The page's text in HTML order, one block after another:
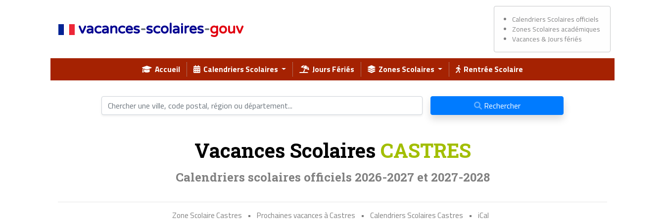
vacances-scolaires-gouv
Calendriers Scolaires officiels
Zones Scolaires académiques
Vacances & Jours fériés
Accueil Calendriers Scolaires Jours Fériés Zones Scolaires Rentrée Scolaire
Rechercher
Vacances Scolaires CASTRES
Calendriers scolaires officiels 2026-2027 et 2027-2028
Zone Scolaire Castres • Prochaines vacances à Castres • Calendriers Scolaires Castres • iCal